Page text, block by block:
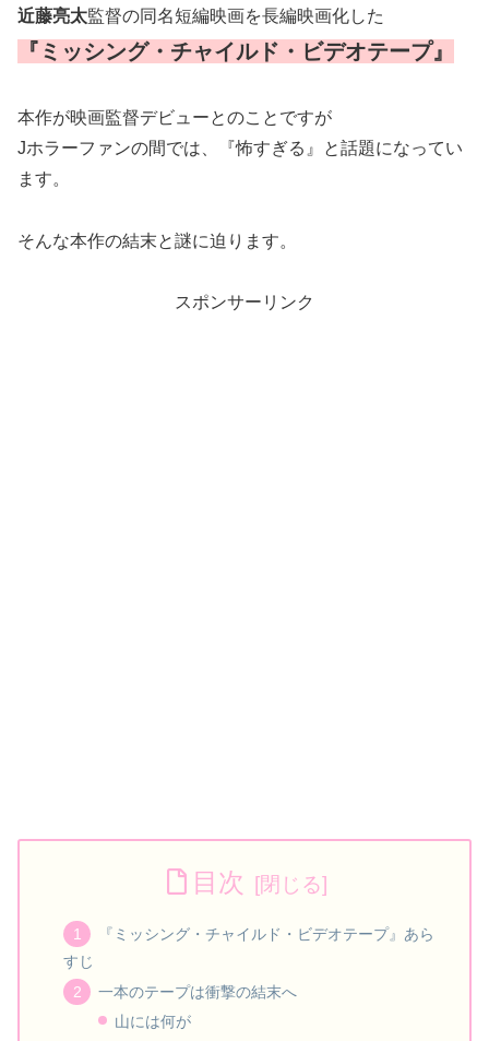
近藤亮太監督の同名短編映画を長編映画化した
『ミッシング・チャイルド・ビデオテープ』
本作が映画監督デビューとのことですが
Jホラーファンの間では、『怖すぎる』と話題になってい
ます。
そんな本作の結末と謎に迫ります。
スポンサーリンク
目次
『ミッシング・チャイルド・ビデオテープ』あら
すじ
一本のテープは衝撃の結末へ
山には何が